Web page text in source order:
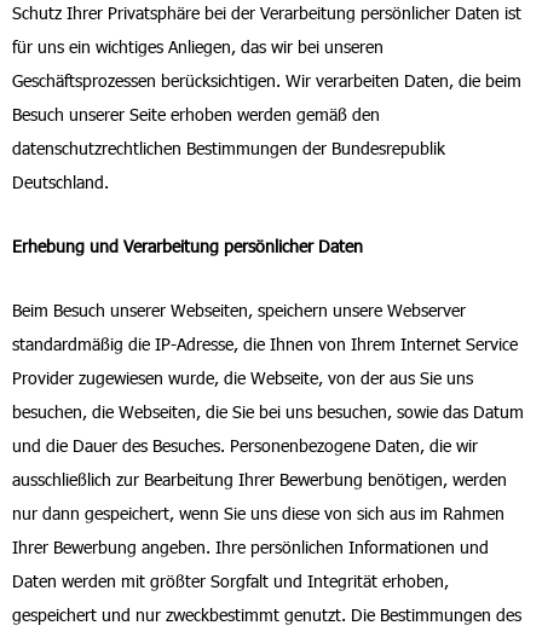
Schutz Ihrer Privatsphäre bei der Verarbeitung persönlicher Daten ist
für uns ein wichtiges Anliegen, das wir bei unseren
Geschäftsprozessen berücksichtigen. Wir verarbeiten Daten, die beim
Besuch unserer Seite erhoben werden gemäß den
datenschutzrechtlichen Bestimmungen der Bundesrepublik
Deutschland.
Erhebung und Verarbeitung persönlicher Daten
Beim Besuch unserer Webseiten, speichern unsere Webserver
standardmäßig die IP-Adresse, die Ihnen von Ihrem Internet Service
Provider zugewiesen wurde, die Webseite, von der aus Sie uns
besuchen, die Webseiten, die Sie bei uns besuchen, sowie das Datum
und die Dauer des Besuches. Personenbezogene Daten, die wir
ausschließlich zur Bearbeitung Ihrer Bewerbung benötigen, werden
nur dann gespeichert, wenn Sie uns diese von sich aus im Rahmen
Ihrer Bewerbung angeben. Ihre persönlichen Informationen und
Daten werden mit größter Sorgfalt und Integrität erhoben,
gespeichert und nur zweckbestimmt genutzt. Die Bestimmungen des